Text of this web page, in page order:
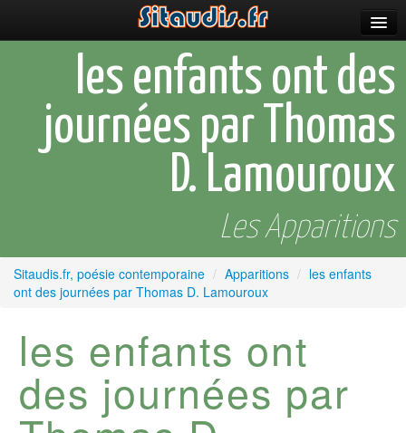
Incitations
Poèmes et fictions
Prescriptions
les enfants ont des
journées par Thomas
D. Lamouroux
Les Apparitions
Sitaudis.fr, poésie contemporaine / Apparitions / les enfants
ont des journées par Thomas D. Lamouroux
les enfants ont
des journées par